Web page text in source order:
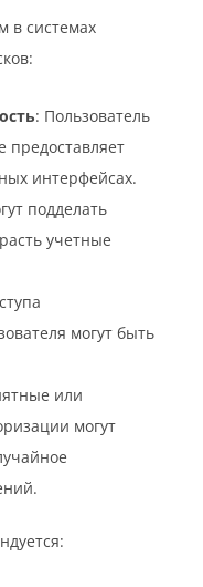
в системах
: Пользователь
предоставляет
интерфейсах.
подделать
учетные
могут быть
или
могут